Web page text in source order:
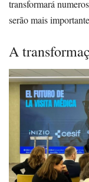
transformará
serão mais
A